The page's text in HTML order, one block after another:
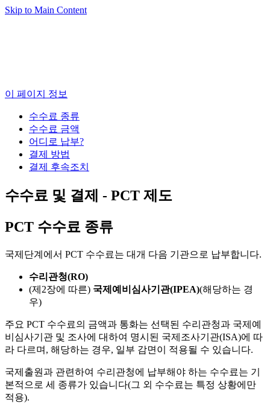
Skip to Main Content
이 페이지 정보
수수료 종류
수수료 금액
어디로 납부?
결제 방법
결제 후속조치
수수료 및 결제 - PCT 제도
PCT 수수료 종류
국제단계에서 PCT 수수료는 대개 다음 기관으로 납부합니다.
수리관청(RO)
(제2장에 따른) 국제예비심사기관(IPEA)(해당하는 경
우)
주요 PCT 수수료의 금액과 통화는 선택된 수리관청과 국제예
비심사기관 및 조사에 대하여 명시된 국제조사기관(ISA)에 따
라 다르며, 해당하는 경우, 일부 감면이 적용될 수 있습니다.
국제출원과 관련하여 수리관청에 납부해야 하는 수수료는 기
본적으로 세 종류가 있습니다(그 외 수수료는 특정 상황에만
적용).